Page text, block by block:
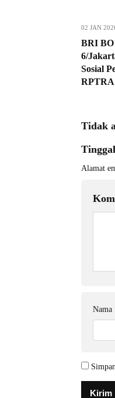
02 JAN
BRI BO
6/
Sosial
Tidak
Alamat
Nama